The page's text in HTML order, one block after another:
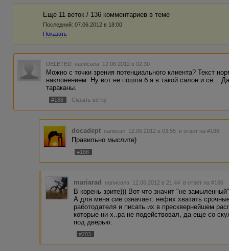
Еще 11 веток / 136 комментариев в темe
Последний: 07.06.2012 в 18:00
Показать
DELETED написала 12.06.2012 в 02:30
Можно с точки зрения потенциального клиента? Текст
наклонением. Ну вот не пошла б я в такой салон и
тараканы.
#186 Скрыть ветку
docadept написал 12.06.2012 в 03:55 в ответ на #186
Правильно мыслите)
#188
mariarad написала 12.06.2012 в 21:44 в ответ на #186
В корень зрите))) Вот что значит "не
А для меня сие означает: нефих хватать
работодателя и писать их в пресквернейшем
которые ни х..ра не подействовал, да еще со
под дверью.
#203